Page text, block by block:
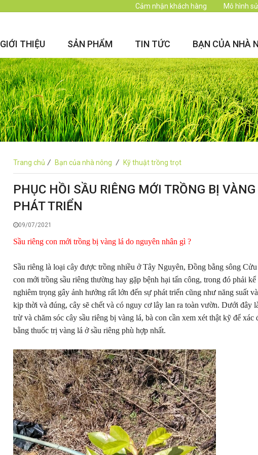
Cảm nhận khách hàng Mô hình
GIỚI THIỆU SẢN PHẨM TIN TỨC BẠN CỦA NHÀ
Trang chủ / Bạn của nhà nông / Kỹ thuật trồng trọt
PHỤC HỒI SẦU RIÊNG MỚI TRỒNG BỊ
PHÁT TRIỂN
09/07/2021
Sầu riêng con mới trồng bị vàng lá do nguyên nhân gì ?
Sầu riêng là loại cây được trồng nhiều ở Tây Nguyên, Đồng bằng sông
con mới trồng sầu riêng thường hay gặp bệnh hại tấn công, trong đó phải
nghiêm trọng gây ảnh hưởng rất lớn đến sự phát triển cũng như năng suất
kịp thời và đúng, cây sẽ chết và có nguy cơ lây lan ra toàn vườn. Dưới đây
trừ và chăm sóc cây sầu riêng bị vàng lá, bà con cần xem xét thật kỹ để
bằng thuốc trị vàng lá ở sầu riêng phù hợp nhất.